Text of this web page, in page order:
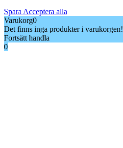
Spara Acceptera alla
Varukorg0
Det finns inga produkter i varukorgen!
Fortsätt handla
0